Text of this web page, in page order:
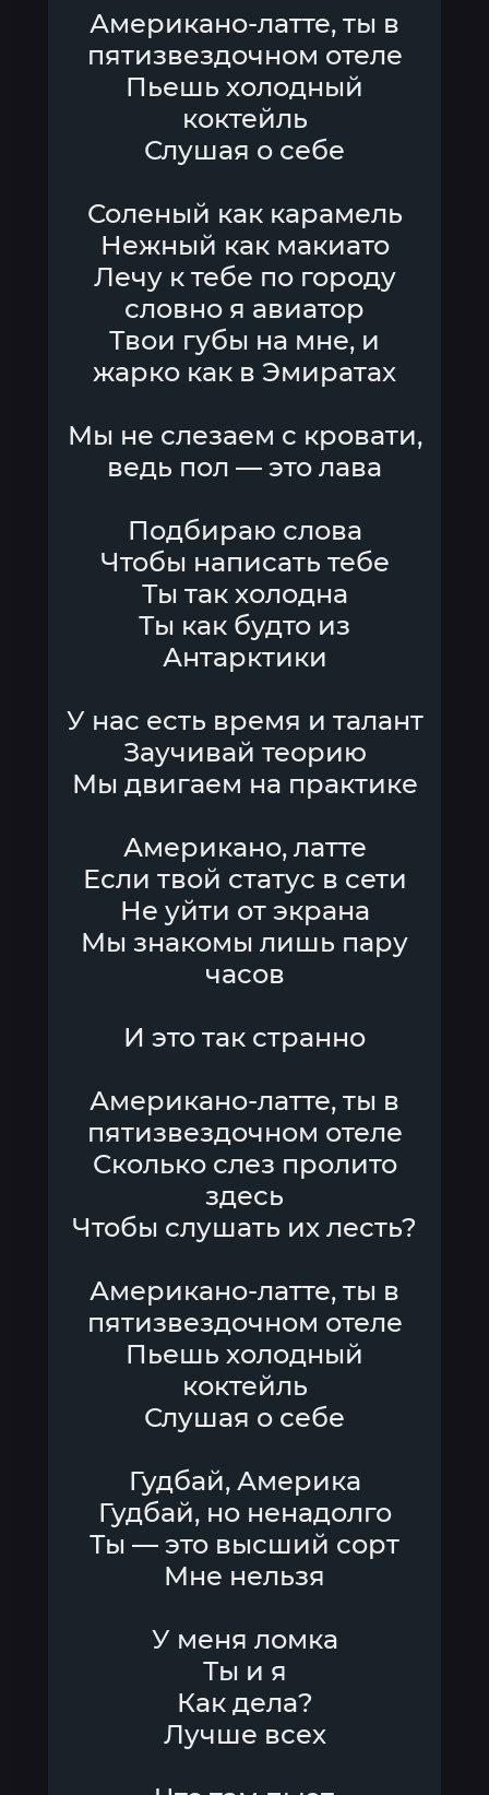
Американо-латте, ты в
пятизвездочном отеле
Пьешь холодный
коктейль
Слушая о себе
Соленый как карамель
Нежный как макиато
Лечу к тебе по городу
словно я авиатор
Твои губы на мне, и
жарко как в Эмиратах
Мы не слезаем с кровати,
ведь пол — это лава
Подбираю слова
Чтобы написать тебе
Ты так холодна
Ты как будто из
Антарктики
У нас есть время и талант
Заучивай теорию
Мы двигаем на практике
Американо, латте
Если твой статус в сети
Не уйти от экрана
Мы знакомы лишь пару
часов
И это так странно
Американо-латте, ты в
пятизвездочном отеле
Сколько слез пролито
здесь
Чтобы слушать их лесть?
Американо-латте, ты в
пятизвездочном отеле
Пьешь холодный
коктейль
Слушая о себе
Гудбай, Америка
Гудбай, но ненадолго
Ты — это высший сорт
Мне нельзя
У меня ломка
Ты и я
Как дела?
Лучше всех